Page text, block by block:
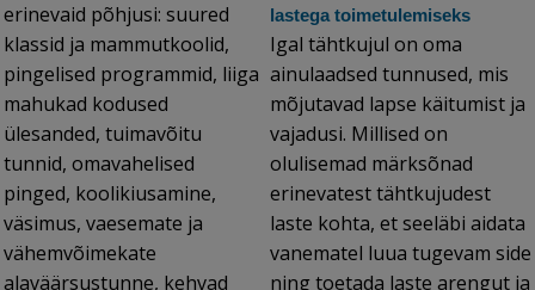
erinevaid põhjusi: suured
klassid ja mammutkoolid,
pingelised programmid, liiga
mahukad kodused
ülesanded, tuimavõitu
tunnid, omavahelised
pinged, koolikiusamine,
väsimus, vaesemate ja
vähemvõimekate
alaväärsustunne, kehvad
lastega toimetulemiseks
Igal tähtkujul on oma
ainulaadsed tunnused, mis
mõjutavad lapse käitumist ja
vajadusi. Millised on
olulisemad märksõnad
erinevatest tähtkujudest
laste kohta, et seeläbi aidata
vanematel luua tugevam side
ning toetada laste arengut ja